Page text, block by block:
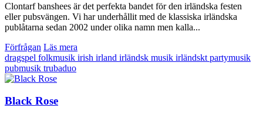
Clontarf banshees är det perfekta bandet för den irländska festen
eller pubsvängen. Vi har underhållit med de klassiska irländska
publåtarna sedan 2002 under olika namn men kalla...
Förfrågan Läs mera
dragspel folkmusik irish irland irländsk musik irländskt partymusik
pubmusik trubaduo
Black Rose